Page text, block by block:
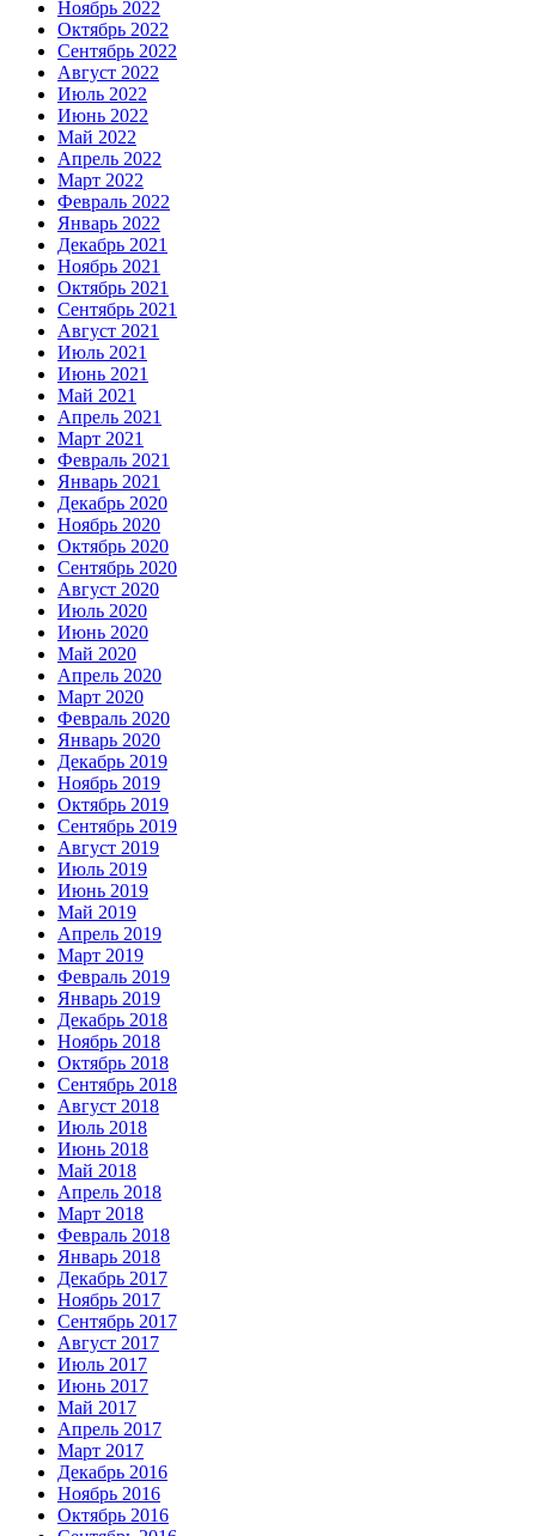
Ноябрь 2022
Октябрь 2022
Сентябрь 2022
Август 2022
Июль 2022
Июнь 2022
Май 2022
Апрель 2022
Март 2022
Февраль 2022
Январь 2022
Декабрь 2021
Ноябрь 2021
Октябрь 2021
Сентябрь 2021
Август 2021
Июль 2021
Июнь 2021
Май 2021
Апрель 2021
Март 2021
Февраль 2021
Январь 2021
Декабрь 2020
Ноябрь 2020
Октябрь 2020
Сентябрь 2020
Август 2020
Июль 2020
Июнь 2020
Май 2020
Апрель 2020
Март 2020
Февраль 2020
Январь 2020
Декабрь 2019
Ноябрь 2019
Октябрь 2019
Сентябрь 2019
Август 2019
Июль 2019
Июнь 2019
Май 2019
Апрель 2019
Март 2019
Февраль 2019
Январь 2019
Декабрь 2018
Ноябрь 2018
Октябрь 2018
Сентябрь 2018
Август 2018
Июль 2018
Июнь 2018
Май 2018
Апрель 2018
Март 2018
Февраль 2018
Январь 2018
Декабрь 2017
Ноябрь 2017
Сентябрь 2017
Август 2017
Июль 2017
Июнь 2017
Май 2017
Апрель 2017
Март 2017
Декабрь 2016
Ноябрь 2016
Октябрь 2016